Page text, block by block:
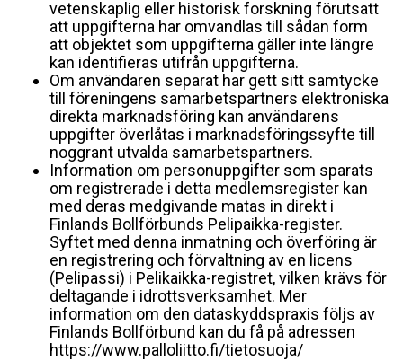
vetenskaplig eller historisk forskning förutsatt
att uppgifterna har omvandlas till sådan form
att objektet som uppgifterna gäller inte längre
kan identifieras utifrån uppgifterna.
Om användaren separat har gett sitt samtycke
till föreningens samarbetspartners elektroniska
direkta marknadsföring kan användarens
uppgifter överlåtas i marknadsföringssyfte till
noggrant utvalda samarbetspartners.
Information om personuppgifter som sparats
om registrerade i detta medlemsregister kan
med deras medgivande matas in direkt i
Finlands Bollförbunds Pelipaikka-register.
Syftet med denna inmatning och överföring är
en registrering och förvaltning av en licens
(Pelipassi) i Pelikaikka-registret, vilken krävs för
deltagande i idrottsverksamhet. Mer
information om den dataskyddspraxis följs av
Finlands Bollförbund kan du få på adressen
https://www.palloliitto.fi/tietosuoja/